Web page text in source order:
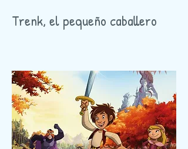
Trenk, el pequeño caballero